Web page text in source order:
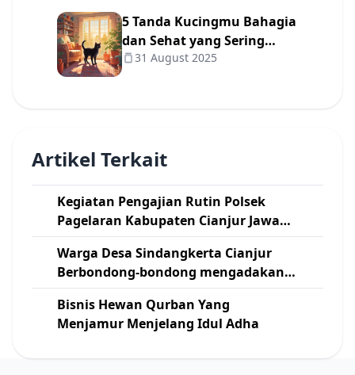
5 Tanda Kucingmu Bahagia
dan Sehat yang Sering
Diabaikan Pemilik 😺
31 August 2025
Artikel Terkait
Kegiatan Pengajian Rutin Polsek
Pagelaran Kabupaten Cianjur Jawa
Barat
Warga Desa Sindangkerta Cianjur
Berbondong-bondong mengadakan
Kerja Bakti Pelebaran Jalan
Bisnis Hewan Qurban Yang
Menjamur Menjelang Idul Adha